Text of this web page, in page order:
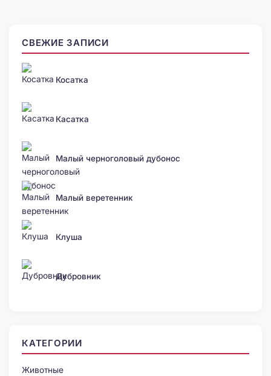
СВЕЖИЕ ЗАПИСИ
Косатка
Касатка
Малый черноголовый дубонос
Малый веретенник
Клуша
Дубровник
КАТЕГОРИИ
Животные